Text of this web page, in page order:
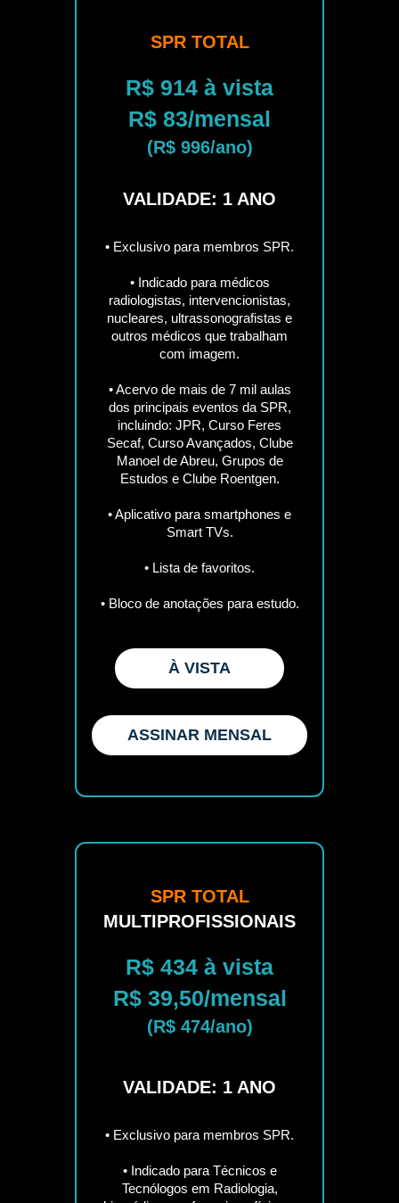
SPR TOTAL
R$ 914 à vista
R$ 83/mensal
(R$ 996/ano)
VALIDADE: 1 ANO
• Exclusivo para membros SPR.
• Indicado para médicos
radiologistas, intervencionistas,
nucleares, ultrassonografistas e
outros médicos que trabalham
com imagem.
• Acervo de mais de 7 mil aulas
dos principais eventos da SPR,
incluindo: JPR, Curso Feres
Secaf, Curso Avançados, Clube
Manoel de Abreu, Grupos de
Estudos e Clube Roentgen.
• Aplicativo para smartphones e
Smart TVs.
• Lista de favoritos.
• Bloco de anotações para estudo.
À VISTA
ASSINAR MENSAL
SPR TOTAL
MULTIPROFISSIONAIS
R$ 434 à vista
R$ 39,50/mensal
(R$ 474/ano)
VALIDADE: 1 ANO
• Exclusivo para membros SPR.
• Indicado para Técnicos e
Tecnólogos em Radiologia,